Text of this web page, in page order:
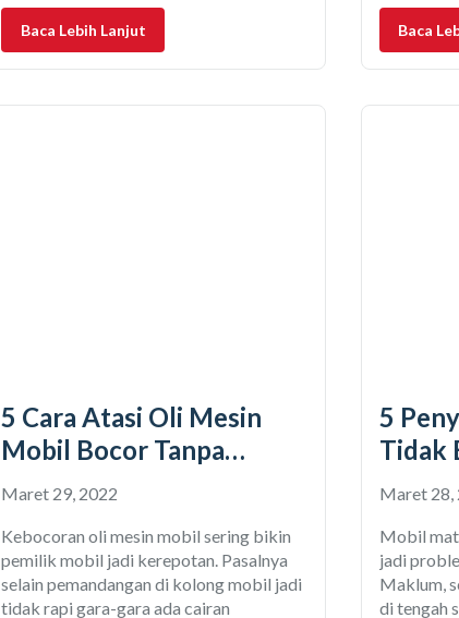
rutin di bengkel resmi, komponen ini juga
jarang diperhatikan. Filter AC mobil
singkat. Masalahnya, karena
Baca Lebih Lanjut
singkat.
Baca
5 Cara Atasi Oli Mesin
Mobil Bocor Tanpa
Bongkar
Maret 29, 2022
Kebocoran oli mesin mobil sering bikin
pemilik mobil jadi kerepotan. Pasalnya
selain pemandangan di kolong mobil jadi
tidak rapi gara-gara ada cairan
5
Tidak
Maret 28,
Mobil
jadi
Maklum,
di tengah